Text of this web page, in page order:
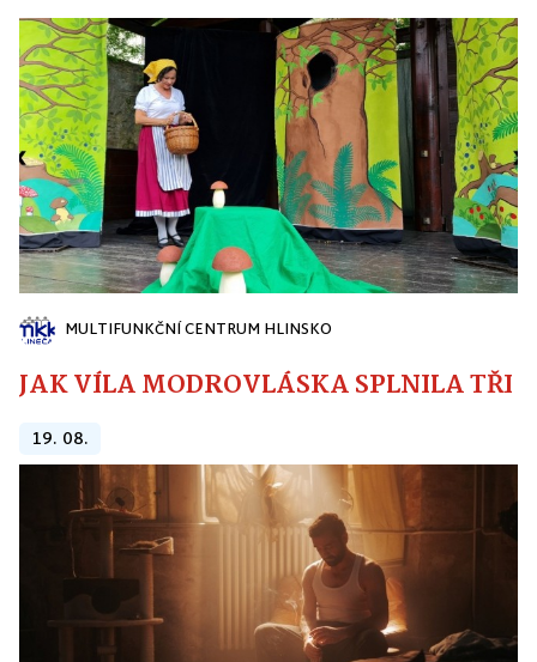
MULTIFUNKČNÍ CENTRUM HLINSKO
JAK VÍLA MODROVLÁSKA SPLNILA
19. 08.